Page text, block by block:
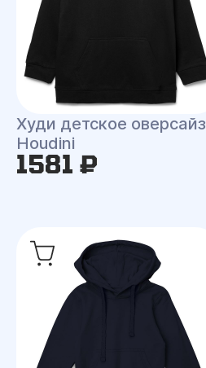
Худи детское оверсайз
Houdini
1581 ₽